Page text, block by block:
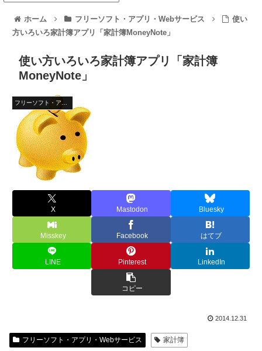
ホーム フリーソフト・アプリ・Webサービス
使い
方いろいろ家計簿アプリ「家計簿MoneyNote」
使い方いろいろ家計簿アプリ「家計簿
MoneyNote」
フリーソフト・アプリ・Webサービス
X Mastodon Bluesky
Misskey Facebook はてブ
LINE Pinterest LinkedIn
コピー
2014.12.31
フリーソフト・アプリ・Webサービス 家計簿